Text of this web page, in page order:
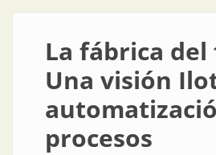
La fábrica
Una visión
procesos